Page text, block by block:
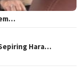
Hara…